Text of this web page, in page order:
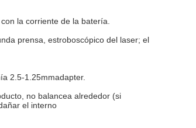
la corriente de la batería.
prensa, estroboscópico del laser; el
2.5-1.25mmadapter.
no balancea alrededor (si
el interno